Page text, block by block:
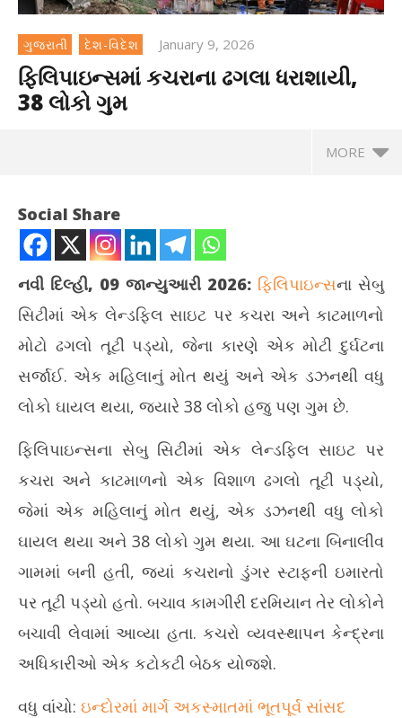
ગુજરાતી દેશ-વિદેશ January 9, 2026
ફિલિપાઇન્સમાં કચરાના ઢગલા ધરાશાયી,
38 લોકો ગુમ
MORE
NOW VIEWING
ફિલિપાઇન્સમાં કચરાના ઢગલા ધરાશાયી, 38 લોકો ગુમ
January
9,
2026
Social Share
નવી દિલ્હી, 09 જાન્યુઆરી 2026: ફિલિપાઇન્સના સેબુ
સિટીમાં એક લેન્ડફિલ સાઇટ પર કચરા અને કાટમાળનો
મોટો ઢગલો તૂટી પડ્યો, જેના કારણે એક મોટી દુર્ઘટના
સર્જાઈ. એક મહિલાનું મોત થયું અને એક ડઝનથી વધુ
લોકો ઘાયલ થયા, જ્યારે 38 લોકો હજુ પણ ગુમ છે.
ફિલિપાઇન્સના સેબુ સિટીમાં એક લેન્ડફિલ સાઇટ પર
કચરા અને કાટમાળનો એક વિશાળ ઢગલો તૂટી પડ્યો,
જેમાં એક મહિલાનું મોત થયું, એક ડઝનથી વધુ લોકો
ઘાયલ થયા અને 38 લોકો ગુમ થયા. આ ઘટના બિનાલીવ
ગામમાં બની હતી, જ્યાં કચરાનો ડુંગર સ્ટાફની ઇમારતો
પર તૂટી પડ્યો હતો. બચાવ કામગીરી દરમિયાન તેર લોકોને
બચાવી લેવામાં આવ્યા હતા. કચરો વ્યવસ્થાપન કેન્દ્રના
અધિકારીઓ એક કટોકટી બેઠક યોજશે.
વધુ વાંચો: ઇન્દોરમાં માર્ગ અકસ્માતમાં ભૂતપૂર્વ સાંસદ